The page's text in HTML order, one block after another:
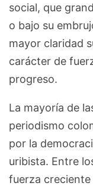
social, que
o bajo su
mayor claridad
carácter de
progreso.
La mayoría de
periodismo
por la
uribista. Entre
fuerza